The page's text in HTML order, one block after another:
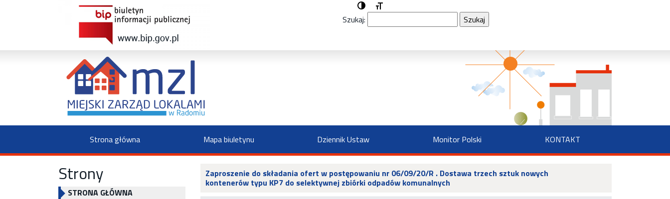
Przełącz wysoki kontrast
Zmień rozmiar czcionek
Szukaj:
Strona główna Mapa biuletynu Dziennik Ustaw Monitor Polski KONTAKT
Strony
STRONA GŁÓWNA
Zaproszenie do składania ofert w postępowaniu nr 06/09/20/R . Dostawa trzech sztuk nowych
kontenerów typu KP7 do selektywnej zbiórki odpadów komunalnych